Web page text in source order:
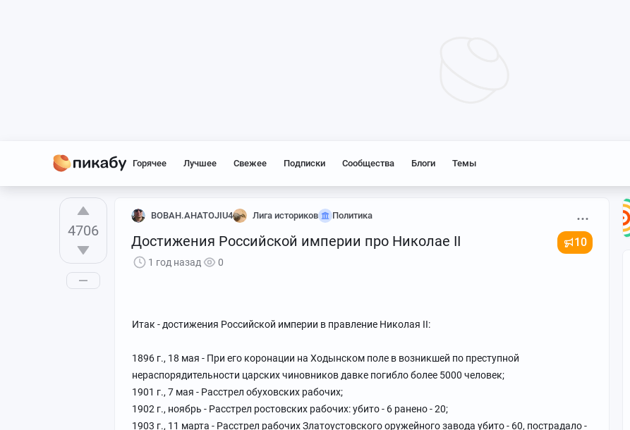
Горячее Лучшее Свежее Подписки Сообщества Блоги Темы
4706
BOBAH.AHATOJIU4 Лига историков Политика
Достижения Российской империи про Николае II 10
1 год назад 0
Итак - достижения Российской империи в правление Николая II:
1896 г., 18 мая - При его коронации на Ходынском поле в возникшей по преступной
нераспорядительности царских чиновников давке погибло более 5000 человек;
1901 г., 7 мая - Расстрел обуховских рабочих;
1902 г., ноябрь - Расстрел ростовских рабочих: убито - 6 ранено - 20;
1903 г., 11 марта - Расстрел рабочих Златоустовского оружейного завода убито - 60, пострадало -